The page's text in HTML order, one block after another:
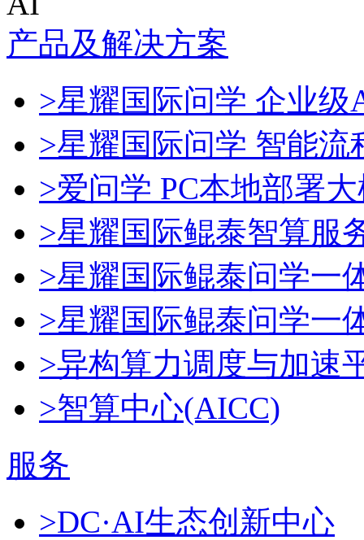
产品及解决方案
>星耀国际问学 企业级
>星耀国际问学 智能流
>爱问学 PC本地部署
>星耀国际鲲泰智算服
>星耀国际鲲泰问学一
>星耀国际鲲泰问学一
>异构算力调度与加速
>智算中心(AICC)
服务
>DC·AI生态创新中心